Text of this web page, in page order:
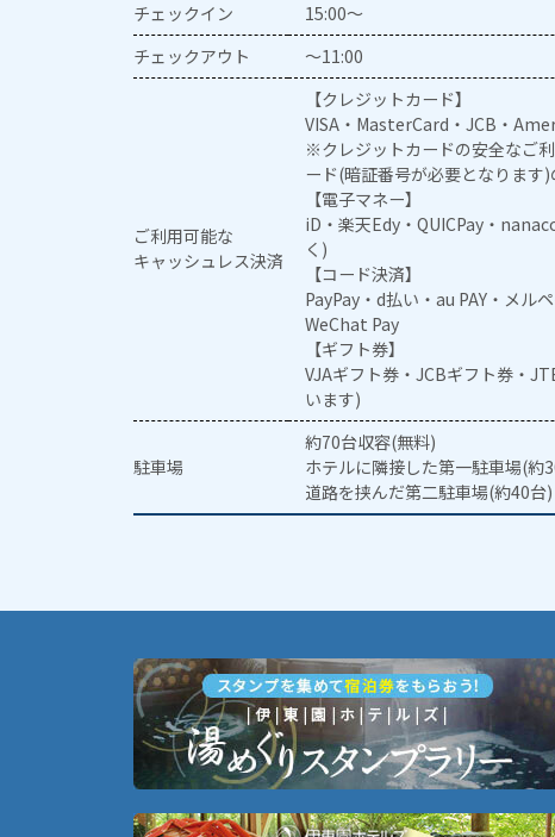
チェックイン
15:00～
チェックアウト
～11:00
ご利用可能な
キャッシュレス決済
【クレジットカード】
VISA・MasterCard・JCB・
※クレジットカードの安全なご
ード(暗証番号が必要となります)
【電子マネー】
iD・楽天Edy・QUICPay・
く)
【コード決済】
PayPay・d払い・au PAY・メル
WeChat Pay
【ギフト券】
VJAギフト券・JCBギフト券・
います)
駐車場
約70台収容(無料)
ホテルに隣接した第一駐車場(約
道路を挟んだ第二駐車場(約40台)